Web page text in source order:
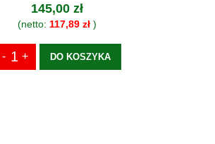
145,00 zł
(netto: 117,89 zł )
DO KOSZYKA